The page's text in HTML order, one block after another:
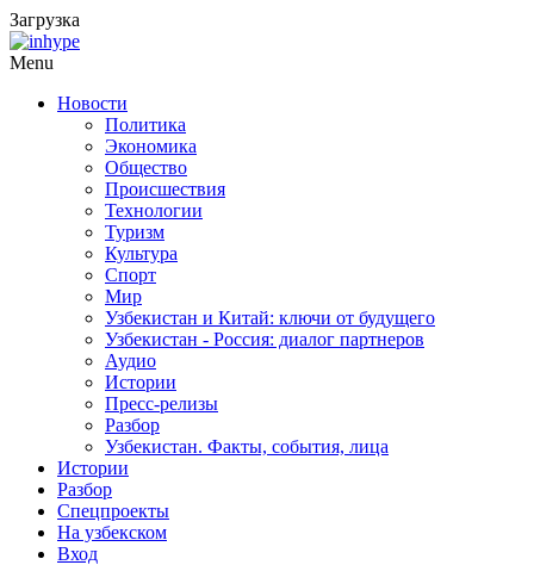
Загрузка
Menu
Новости
Политика
Экономика
Общество
Происшествия
Технологии
Туризм
Культура
Спорт
Мир
Узбекистан и Китай: ключи от будущего
Узбекистан - Россия: диалог партнеров
Аудио
Истории
Пресс-релизы
Разбор
Узбекистан. Факты, события, лица
Истории
Разбор
Спецпроекты
На узбекском
Вход